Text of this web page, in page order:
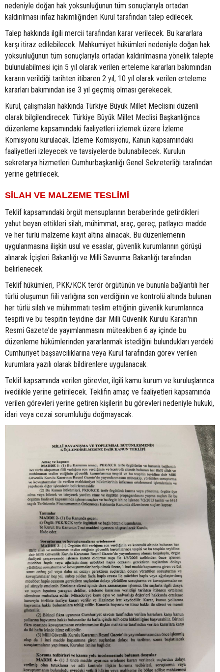
nedeniyle doğan hak yoksunluğunun tüm sonuçlarıyla ortadan
kaldırılması infaz hakimliğinden Kurul tarafından talep edilecek.
Talep hakkında ilgili mercii tarafından karar verilecek. Bu kararlara
karşı itiraz edilebilecek. Mahkumiyet hükümleri nedeniyle doğan hak
yoksunluğunun tüm sonuçlarıyla ortadan kaldırılmasına yönelik talepte
bulunulabilmesi için 5 yıl olarak verilen erteleme kararları bakımından
kararın verildiği tarihten itibaren 2 yıl, 10 yıl olarak verilen erteleme
kararları bakımından ise 3 yıl geçmiş olması gerekecek.
Kurul, çalışmaları hakkında Türkiye Büyük Millet Meclisini düzenli
olarak bilgilendirecek. Türkiye Büyük Millet Meclisi Başkanlığınca
düzenleme kapsamındaki faaliyetleri izlemek üzere İzleme
Komisyonu kurulacak. İzleme Komisyonu, Kanun kapsamındaki
faaliyetleri izleyecek ve tavsiyelerde bulunabilecek. Kurulun
sekretarya hizmetleri Cumhurbaşkanlığı Genel Sekreterliği tarafından
yerine getirilecek.
SİLAH VE MALZEME TESLİMİ
Teklif kapsamındaki örgüt mensuplarının beraberinde getirdikleri
yahut beyan ettikleri silah, mühimmat, araç, gereç, patlayıcı madde
ve her türlü malzeme kayıt altına alınacak. Bu düzenlemenin
uygulanmasına ilişkin usul ve esaslar, güvenlik kurumlarının görüşü
alınarak İçişleri Bakanlığı ve Milli Savunma Bakanlığı tarafından
belirlenecek.
Teklif hükümleri, PKK/KCK terör örgütünün ve bununla bağlantılı her
türlü oluşumun fiili varlığına son verdiğinin ve kontrolü altında bulunan
her türlü silah ve mühimmatı teslim ettiğinin güvenlik kurumlarınca
tespiti ve bu tespitin teyidine dair Milli Güvenlik Kurulu Kararı'nın
Resmi Gazete'de yayımlanmasını müteakiben 6 ay içinde bu
düzenleme hükümlerinden yararlanmak istediğini bulundukları yerdeki
Cumhuriyet başsavcılıklarına veya Kurul tarafından görev verilen
kurumlara yazılı olarak bildirenlere uygulanacak.
Teklif kapsamında verilen görevler, ilgili kamu kurum ve kuruluşlarınca
ivedilikle yerine getirilecek. Teklifin amaç ve faaliyetleri kapsamında
verilen görevleri yerine getiren kişilerin bu görevleri nedeniyle hukuki,
idari veya cezai sorumluluğu doğmayacak.